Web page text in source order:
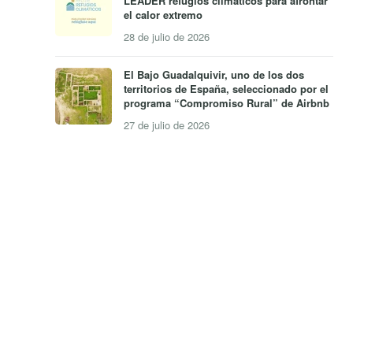
el calor extremo
28 de julio de 2026
El Bajo Guadalquivir, uno de los dos
territorios de España, seleccionado por el
programa “Compromiso Rural” de Airbnb
27 de julio de 2026